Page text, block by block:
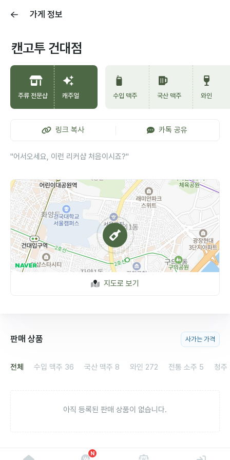
가게 정보
캔고투 건대점
주류 전문샵 캐주얼 수입 맥주 국산 맥주 와인
링크 복사 카톡 공유
"어서오세요, 이런 리커샵 처음이시죠?"
지도로 보기
판매 상품 사가는 가격
전체 수입 맥주 36 국산 맥주 8 와인 272 전통 소주 5 청주
아직 등록된 판매 상품이 없습니다.
N